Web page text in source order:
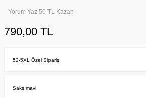
Yorum Yaz 50 TL Kazan
790,00 TL